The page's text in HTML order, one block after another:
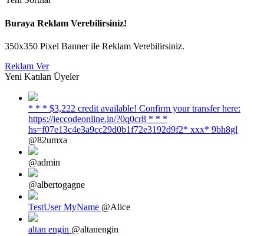
Buraya Reklam Verebilirsiniz!
350x350 Pixel Banner ile Reklam Verebilirsiniz.
Reklam Ver
Yeni Katılan Üyeler
* * * $3,222 credit available! Confirm your transfer here:
https://ieccodeonline.in/?0q0cr8 * * *
hs=f07e13c4e3a9cc29d0b1f72e3192d9f2* ххх* 9bh8gl
@82umxa
@admin
@albertogagne
TestUser MyName @Alice
altan engin @altanengin